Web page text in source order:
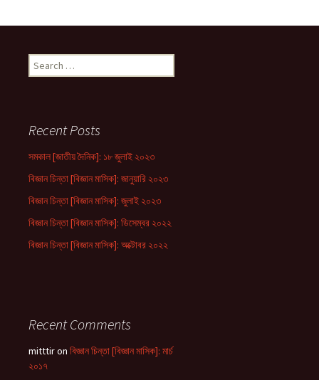
Search
for:
Recent Posts
সমকাল [জাতীয় দৈনিক]: ১৮ জুলাই ২০২৩
বিজ্ঞান চিন্তা [বিজ্ঞান মাসিক]: জানুয়ারি ২০২৩
বিজ্ঞান চিন্তা [বিজ্ঞান মাসিক]: জুলাই ২০২৩
বিজ্ঞান চিন্তা [বিজ্ঞান মাসিক]: ডিসেম্বর ২০২২
বিজ্ঞান চিন্তা [বিজ্ঞান মাসিক]: অক্টোবর ২০২২
Recent Comments
mitttiron বিজ্ঞান চিন্তা [বিজ্ঞান মাসিক]: মার্চ
২০১৭